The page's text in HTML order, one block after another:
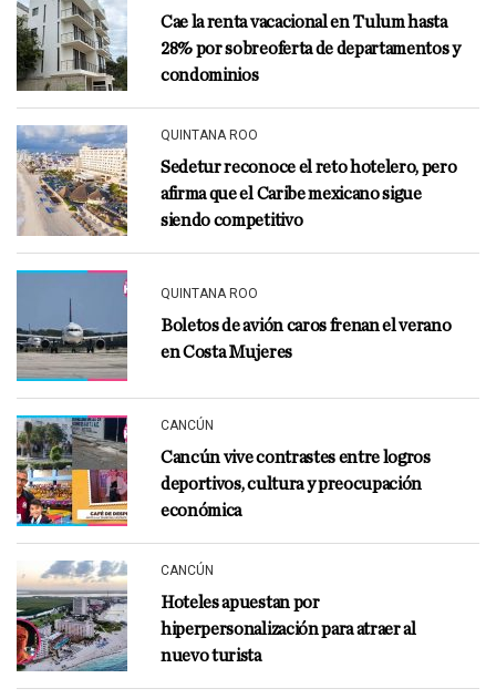
Cae la renta vacacional en Tulum hasta
28% por sobreoferta de departamentos y
condominios
QUINTANA ROO
Sedetur reconoce el reto hotelero, pero
afirma que el Caribe mexicano sigue
siendo competitivo
QUINTANA ROO
Boletos de avión caros frenan el verano
en Costa Mujeres
CANCÚN
Cancún vive contrastes entre logros
deportivos, cultura y preocupación
económica
CANCÚN
Hoteles apuestan por
hiperpersonalización para atraer al
nuevo turista